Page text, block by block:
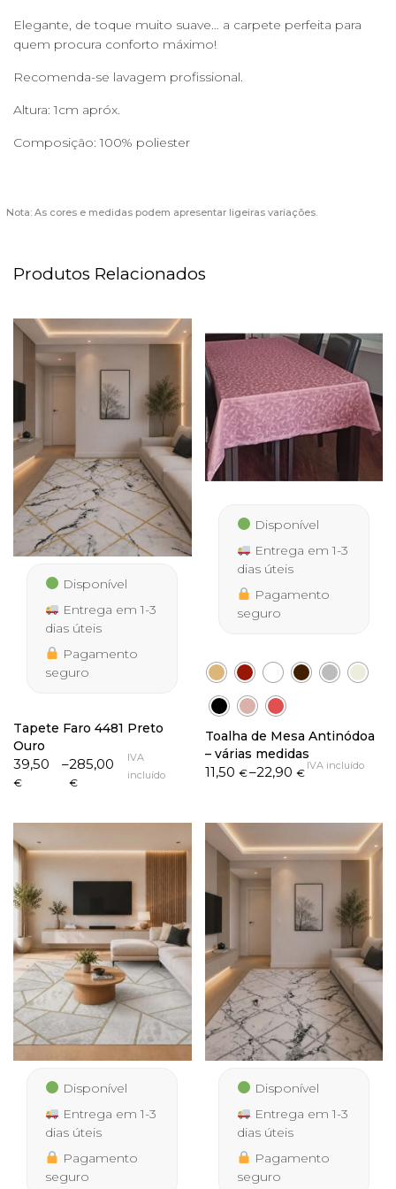
Elegante, de toque muito suave… a carpete perfeita para
quem procura conforto máximo!
Recomenda-se lavagem profissional.
Altura: 1cm apróx.
Composição: 100% poliester
Nota: As cores e medidas podem apresentar ligeiras variações.
Produtos Relacionados
Disponível
Entrega em 1-3
dias úteis
Pagamento
seguro
Tapete Faro 4481 Preto
Ouro
39,50
€
–285,00
€
Price
range:
IVA
incluído
Disponível
Entrega em 1-3
dias úteis
Pagamento
seguro
Toalha de Mesa Antinódoa
– várias medidas
11,50 €–22,90 €
Price
through
22,90 €
IVA incluído
Disponível
Entrega em 1-3
dias úteis
Pagamento
seguro
Disponível
Entrega em 1-3
dias úteis
Pagamento
seguro